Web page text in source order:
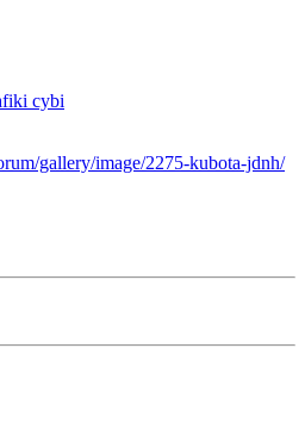
cybi
gallery/image/2275-kubota-jdnh/